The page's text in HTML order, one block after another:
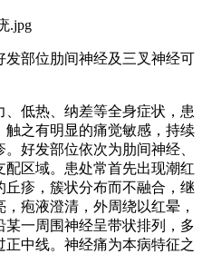
部位肋间神经及三叉神经可
低热、纳差等全身症状，患
之有明显的痛觉敏感，持续
好发部位依次为肋间神经、
区域。患处常首先出现潮红
疹，簇状分布而不融合，继
疱液澄清，外周绕以红晕，
一周围神经呈带状排列，多
中线。神经痛为本病特征之